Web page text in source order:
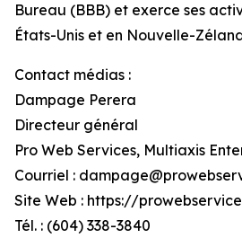
Bureau (BBB) et exerce ses
États-Unis et en Nouvelle-
Contact médias :
Dampage Perera
Directeur général
Pro Web Services, Multiaxis
Courriel :
Site Web : https://
Tél. : (604) 338-3840